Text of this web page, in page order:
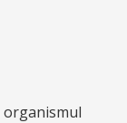
organismul